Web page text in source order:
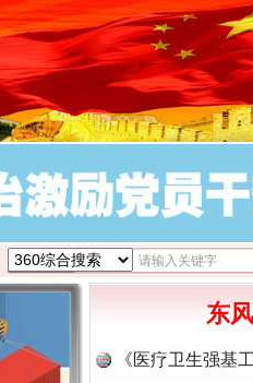
东
《医疗卫生强基